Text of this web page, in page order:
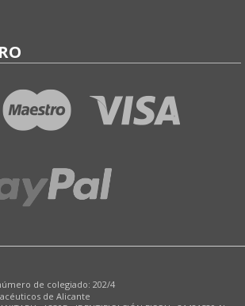
de colegiado: 202/4
de Alicante